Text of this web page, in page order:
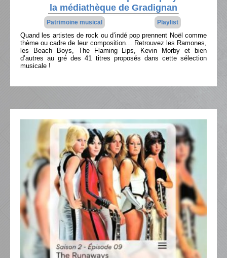
la médiathèque de Gradignan
Patrimoine musical Playlist
Quand les artistes de rock ou d’indé pop prennent Noël comme
thème ou cadre de leur composition… Retrouvez les Ramones,
les Beach Boys, The Flaming Lips, Kevin Morby et bien
d’autres au gré des 41 titres proposés dans cette sélection
musicale !